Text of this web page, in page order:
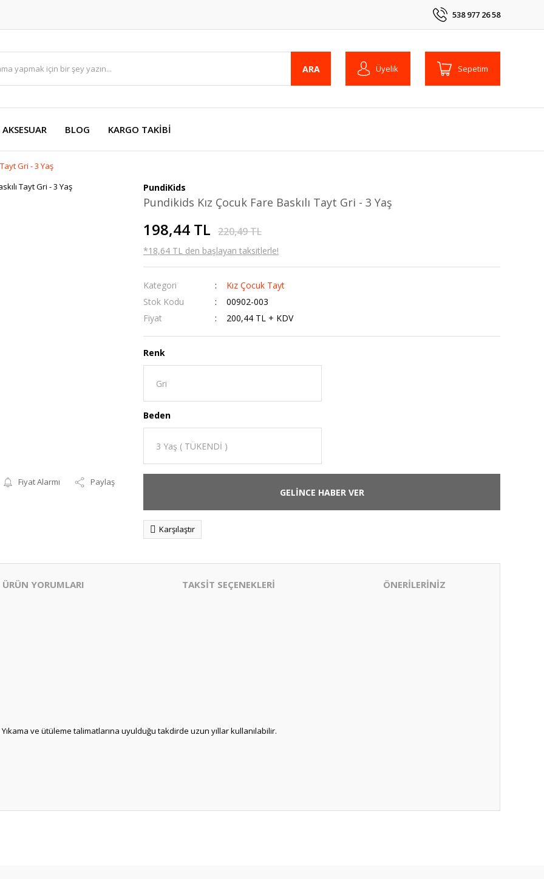
538 977 26 58
ARA Üyelik Sepetim
AKSESUAR BLOG KARGO TAKİBİ
Gri - 3 Yaş
Fiyat Alarmı Paylaş
PundiKids
Pundikids Kız Çocuk Fare Baskılı Tayt Gri - 3 Yaş
198,44 TL 220,49 TL
*18,64 TL den başlayan taksitlerle!
Kategori
Kız Çocuk Tayt
Stok Kodu
00902-003
Fiyat
200,44 TL + KDV
Renk
Beden
GELİNCE HABER VER
Karşılaştır
ÜRÜN YORUMLARI TAKSİT SEÇENEKLERİ ÖNERİLERİNİZ
ve ütüleme talimatlarına uyulduğu takdirde uzun yıllar kullanılabilir.